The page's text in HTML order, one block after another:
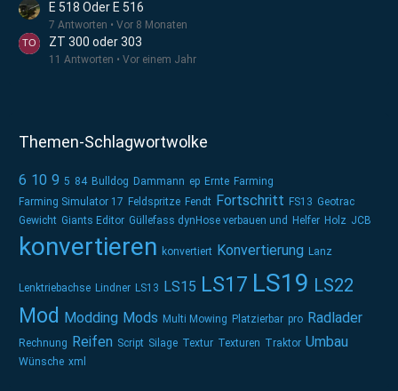
E 518 Oder E 516
7 Antworten Vor 8 Monaten
ZT 300 oder 303
11 Antworten Vor einem Jahr
Themen-Schlagwortwolke
6 10 9 5 84 Bulldog Dammann ep Ernte Farming
Farming Simulator 17 Feldspritze Fendt Fortschritt FS13 Geotrac
Gewicht Giants Editor Güllefass dynHose verbauen und Helfer Holz JCB
konvertieren konvertiert Konvertierung Lanz
Lenktriebachse Lindner LS13 LS15 LS17 LS19 LS22
Mod Modding Mods Multi Mowing Platzierbar pro Radlader
Rechnung Reifen Script Silage Textur Texturen Traktor Umbau
Wünsche xml